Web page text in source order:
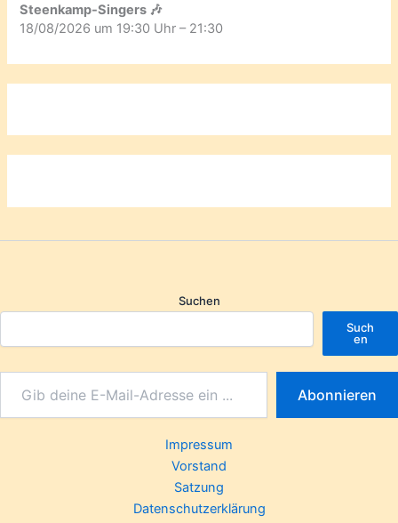
Steenkamp-Singers 🎶
18/08/2026 um 19:30 Uhr – 21:30
Suchen
Such
en
Abonnieren
Impressum
Vorstand
Satzung
Datenschutzerklärung